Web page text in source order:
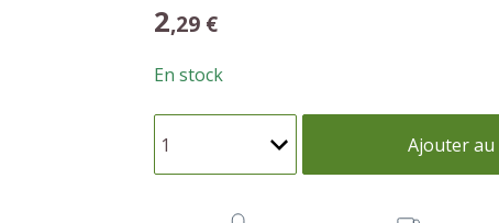
2,29 €
En stock
Ajouter